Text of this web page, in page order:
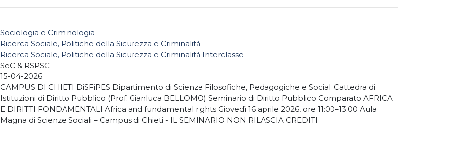
Sociologia e Criminologia
Ricerca Sociale, Politiche della Sicurezza e Criminalità
Ricerca Sociale, Politiche della Sicurezza e Criminalità Interclasse
SeC & RSPSC
15-04-2026
CAMPUS DI CHIETI DiSFiPES Dipartimento di Scienze Filosofiche, Pedagogiche e Sociali Cattedra di
Istituzioni di Diritto Pubblico (Prof. Gianluca BELLOMO) Seminario di Diritto Pubblico Comparato AFRICA
E DIRITTI FONDAMENTALI Africa and fundamental rights Giovedì 16 aprile 2026, ore 11:00–13:00 Aula
Magna di Scienze Sociali – Campus di Chieti - IL SEMINARIO NON RILASCIA CREDITI